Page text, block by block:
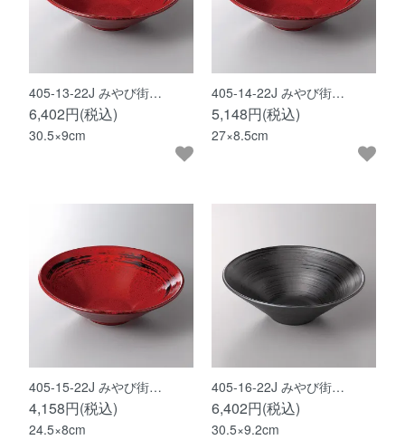
405-13-22J みやび街…
6,402円(税込)
30.5×9cm
405-14-22J みやび街…
5,148円(税込)
27×8.5cm
405-15-22J みやび街…
4,158円(税込)
24.5×8cm
405-16-22J みやび街…
6,402円(税込)
30.5×9.2cm